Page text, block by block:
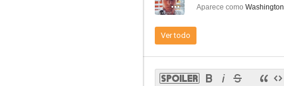
Aparece como Washington
Ver todo